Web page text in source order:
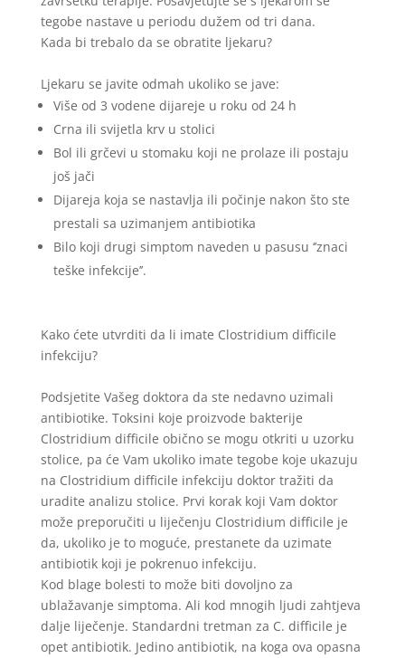
tegobe nastave u periodu dužem od tri dana.
Kada bi trebalo da se obratite ljekaru?
Ljekaru se javite odmah ukoliko se jave:
Više od 3 vodene dijareje u roku od 24 h
Crna ili svijetla krv u stolici
Bol ili grčevi u stomaku koji ne prolaze ili postaju
još jači
Dijareja koja se nastavlja ili počinje nakon što ste
prestali sa uzimanjem antibiotika
Bilo koji drugi simptom naveden u pasusu ‘’znaci
teške infekcije’’.
Kako ćete utvrditi da li imate Clostridium difficile
infekciju?
Podsjetite Vašeg doktora da ste nedavno uzimali
antibiotike. Toksini koje proizvode bakterije
Clostridium difficile obično se mogu otkriti u uzorku
stolice, pa će Vam ukoliko imate tegobe koje ukazuju
na Clostridium difficile infekciju doktor tražiti da
uradite analizu stolice. Prvi korak koji Vam doktor
može preporučiti u liječenju Clostridium difficile je
da, ukoliko je to moguće, prestanete da uzimate
antibiotik koji je pokrenuo infekciju.
Kod blage bolesti to može biti dovoljno za
ublažavanje simptoma. Ali kod mnogih ljudi zahtjeva
dalje liječenje. Standardni tretman za C. difficile je
opet antibiotik. Jedino antibiotik, na koga ova opasna